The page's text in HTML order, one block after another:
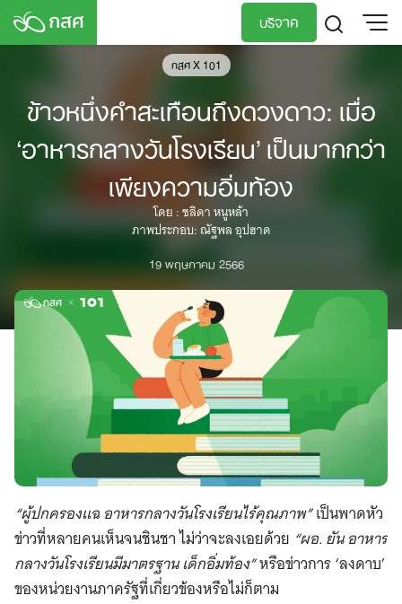
Skip
บริจาค
กสศ X 101
ข้าวหนึ่งคำสะเทือนถึงดวงดาว: เมื่อ
‘อาหารกลางวันโรงเรียน’ เป็นมากกว่า
เพียงความอิ่มท้อง
โดย : ชลิดา หนูหล้า
ภาพประกอบ: ณัฐพล อุปฮาด
19 พฤษภาคม 2566
“ผู้ปกครองแฉ อาหารกลางวันโรงเรียนไร้คุณภาพ”เป็นพาดหัว
ข่าวที่หลายคนเห็นจนชินชา ไม่ว่าจะลงเอยด้วย “ผอ. ยัน อาหาร
กลางวันโรงเรียนมีมาตรฐาน เด็กอิ่มท้อง”หรือข่าวการ ‘ลงดาบ’
ของหน่วยงานภาครัฐที่เกี่ยวข้องหรือไม่ก็ตาม